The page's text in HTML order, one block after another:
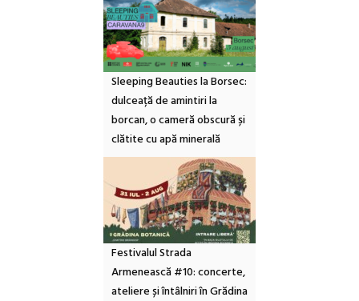
Sleeping Beauties la Borsec:
dulceață de amintiri la
borcan, o cameră obscură și
clătite cu apă minerală
Festivalul Strada
Armenească #10: concerte,
ateliere și întâlniri în Grădina